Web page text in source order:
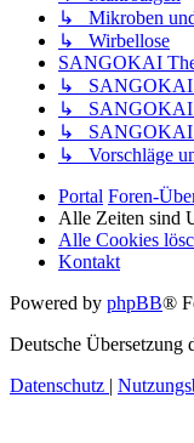
↳ Mikroben
↳ Wirbellose
SANGOKAI
↳ SANGOKAI
↳ SANGOKAI
↳ SANGOKAI
↳ Vorschläge
Portal Foren-
Alle Zeiten sind
Alle Cookies
Kontakt
Powered by phpBB®
Deutsche Übersetzung
Datenschutz |